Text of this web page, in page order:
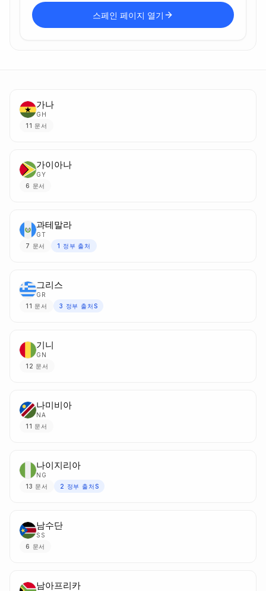
스페인 페이지 열기
가나
GH
11 문서
가이아나
GY
6 문서
과테말라
GT
7 문서 1 정부 출처
그리스
GR
11 문서 3 정부 출처S
기니
GN
12 문서
나미비아
NA
11 문서
나이지리아
NG
13 문서 2 정부 출처S
남수단
SS
6 문서
남아프리카